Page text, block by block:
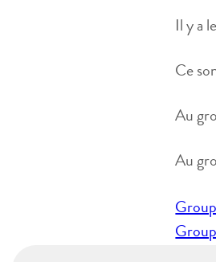
Il y a
Ce
Au
Au
de